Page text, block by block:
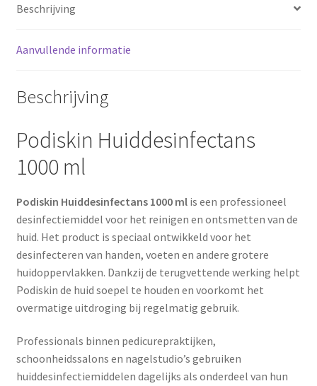
Beschrijving
Aanvullende informatie
Beschrijving
Podiskin Huiddesinfectans
1000 ml
Podiskin Huiddesinfectans 1000 mlis een professioneel
desinfectiemiddel voor het reinigen en ontsmetten van de
huid. Het product is speciaal ontwikkeld voor het
desinfecteren van handen, voeten en andere grotere
huidoppervlakken. Dankzij de terugvettende werking helpt
Podiskin de huid soepel te houden en voorkomt het
overmatige uitdroging bij regelmatig gebruik.
Professionals binnen pedicurepraktijken,
schoonheidssalons en nagelstudio’s gebruiken
huiddesinfectiemiddelen dagelijks als onderdeel van hun